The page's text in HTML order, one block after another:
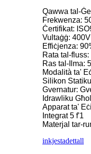
Qawwa tal-
Frekwenza:
Ċertifikat:
Vultaġġ: 400V
Effiċjenza:
Rata tal-fluss:
Ras tal-Ilma:
Modalità ta'
Silikon Statiku
Gvernatur:
Idrawliku
Apparat ta'
Integrat 5 f'1
Materjal tar-
inkjestadettall